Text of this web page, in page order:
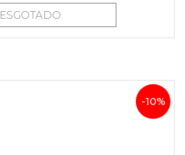
ESGOTADO
-10%